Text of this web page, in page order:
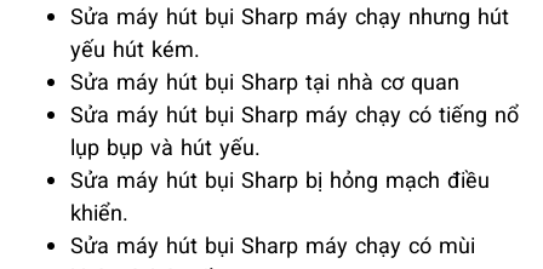
Sửa máy hút bụi Sharp máy chạy nhưng hút
yếu hút kém.
Sửa máy hút bụi Sharp tại nhà cơ quan
Sửa máy hút bụi Sharp máy chạy có tiếng nổ
lụp bụp và hút yếu.
Sửa máy hút bụi Sharp bị hỏng mạch điều
khiển.
Sửa máy hút bụi Sharp máy chạy có mùi